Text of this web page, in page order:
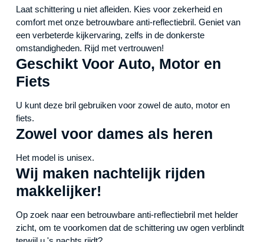
Laat schittering u niet afleiden. Kies voor zekerheid en
comfort met onze betrouwbare anti-reflectiebril. Geniet van
een verbeterde kijkervaring, zelfs in de donkerste
omstandigheden. Rijd met vertrouwen!
Geschikt Voor Auto, Motor en
Fiets
U kunt deze bril gebruiken voor zowel de auto, motor en
fiets.
Zowel voor dames als heren
Het model is unisex.
Wij maken nachtelijk rijden
makkelijker!
Op zoek naar een betrouwbare anti-reflectiebril met helder
zicht, om te voorkomen dat de schittering uw ogen verblindt